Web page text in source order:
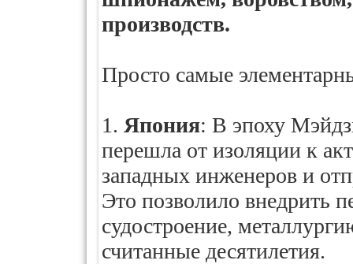
производств.
Просто самые
1. Япония: В эпоху
перешла от изоляции к
западных инженеров и
Это позволило внедрить
судостроение,
считанные десятилетия.